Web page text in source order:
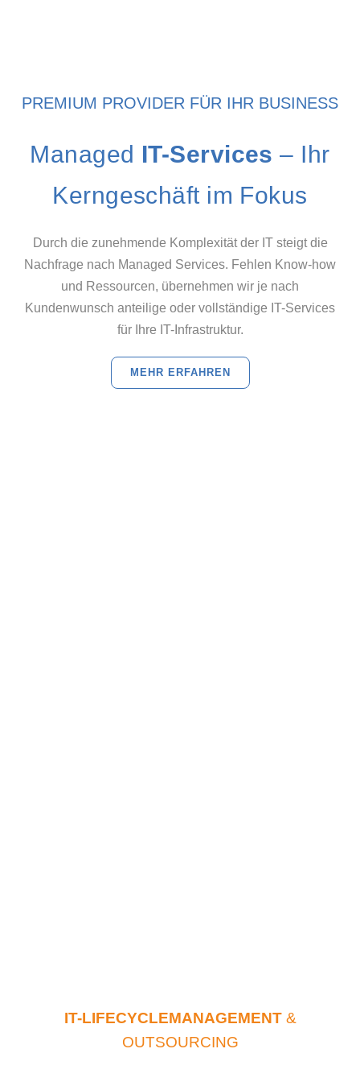
PREMIUM PROVIDER FÜR IHR BUSINESS
Managed IT-Services – Ihr
Kerngeschäft im Fokus
Durch die zunehmende Komplexität der IT steigt die
Nachfrage nach Managed Services. Fehlen Know-how
und Ressourcen, übernehmen wir je nach
Kundenwunsch anteilige oder vollständige IT-Services
für Ihre IT-Infrastruktur.
MEHR ERFAHREN
IT-LIFECYCLEMANAGEMENT&
OUTSOURCING